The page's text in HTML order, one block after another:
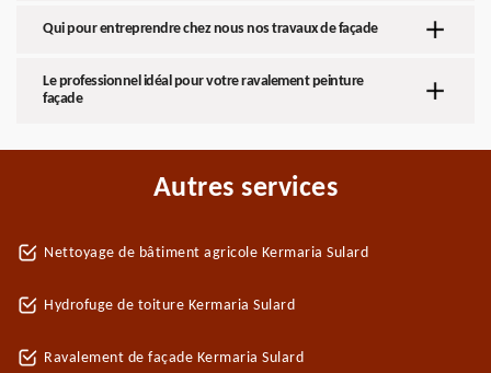
Qui pour entreprendre chez nous nos travaux de façade
Le professionnel idéal pour votre ravalement peinture
façade
Autres services
Nettoyage de bâtiment agricole Kermaria Sulard
Hydrofuge de toiture Kermaria Sulard
Ravalement de façade Kermaria Sulard